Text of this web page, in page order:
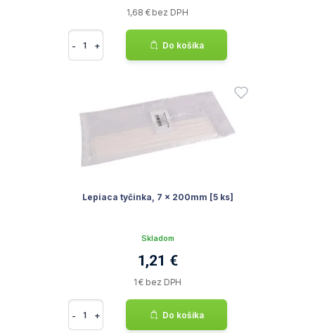
1,68 € bez DPH
- + Do košíka
Lepiaca tyčinka, 7 x 200mm [5 ks]
Skladom
1,21 €
1 € bez DPH
- + Do košíka